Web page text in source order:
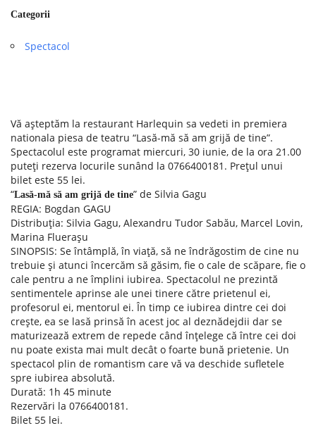
Categorii
Spectacol
Vă așteptăm la restaurant Harlequin sa vedeti in premiera
nationala piesa de teatru “Lasă-mă să am grijă de tine”.
Spectacolul este programat miercuri, 30 iunie, de la ora 21.00
puteți rezerva locurile sunând la 0766400181. Prețul unui
bilet este 55 lei.
“Lasă-mă să am grijă de tine” de Silvia Gagu
REGIA: Bogdan GAGU
Distribuţia: Silvia Gagu, Alexandru Tudor Sabău, Marcel Lovin,
Marina Fluerașu
SINOPSIS: Se întâmplă, în viață, să ne îndrăgostim de cine nu
trebuie și atunci încercăm să găsim, fie o cale de scăpare, fie o
cale pentru a ne împlini iubirea. Spectacolul ne prezintă
sentimentele aprinse ale unei tinere către prietenul ei,
profesorul ei, mentorul ei. În timp ce iubirea dintre cei doi
crește, ea se lasă prinsă în acest joc al deznădejdii dar se
maturizează extrem de repede când înțelege că între cei doi
nu poate exista mai mult decât o foarte bună prietenie. Un
spectacol plin de romantism care vă va deschide sufletele
spre iubirea absolută.
Durată: 1h 45 minute
Rezervări la 0766400181.
Bilet 55 lei.